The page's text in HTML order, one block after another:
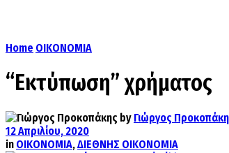
Home ΟΙΚΟΝΟΜΙΑ
“Εκτύπωση” χρήματος
by Γιώργος
12 Απριλίου, 2020
in ΟΙΚΟΝΟΜΙΑ,ΔΙΕΘΝΗΣ ΟΙΚΟΝΟΜΙΑ